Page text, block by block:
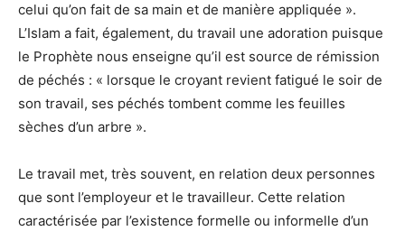
celui qu’on fait de sa main et de manière appliquée ».
L’Islam a fait, également, du travail une adoration puisque
le Prophète nous enseigne qu’il est source de rémission
de péchés : « lorsque le croyant revient fatigué le soir de
son travail, ses péchés tombent comme les feuilles
sèches d’un arbre ».
Le travail met, très souvent, en relation deux personnes
que sont l’employeur et le travailleur. Cette relation
caractérisée par l’existence formelle ou informelle d’un